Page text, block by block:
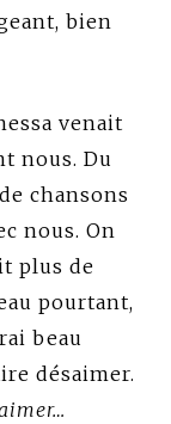
bien
venait
nous. Du
chansons
nous. On
plus de
pourtant,
beau
désaimer.